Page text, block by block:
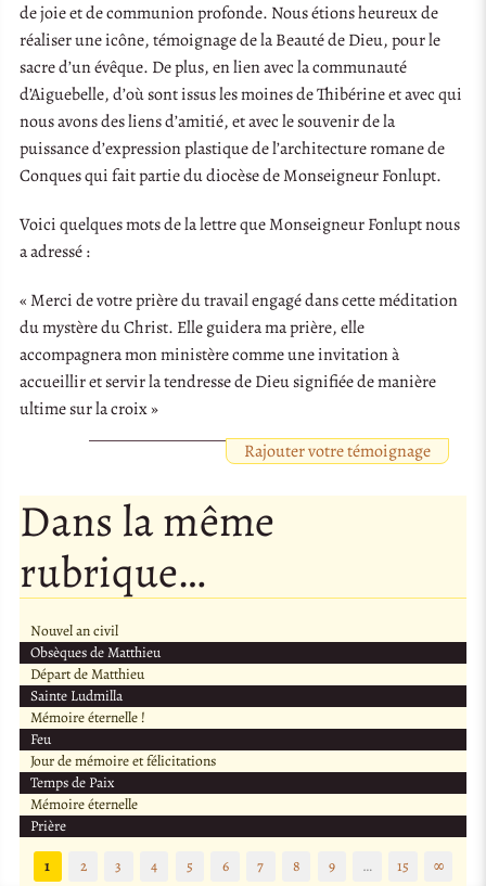
de joie et de communion profonde. Nous étions heureux de
réaliser une icône, témoignage de la Beauté de Dieu, pour le
sacre d’un évêque. De plus, en lien avec la communauté
d’Aiguebelle, d’où sont issus les moines de Thibérine et avec qui
nous avons des liens d’amitié, et avec le souvenir de la
puissance d’expression plastique de l’architecture romane de
Conques qui fait partie du diocèse de Monseigneur Fonlupt.
Voici quelques mots de la lettre que Monseigneur Fonlupt nous
a adressé :
« Merci de votre prière du travail engagé dans cette méditation
du mystère du Christ. Elle guidera ma prière, elle
accompagnera mon ministère comme une invitation à
accueillir et servir la tendresse de Dieu signifiée de manière
ultime sur la croix »
Rajouter votre témoignage
Dans la même
rubrique…
Nouvel an civil
Obsèques de Matthieu
Départ de Matthieu
Sainte Ludmilla
Mémoire éternelle !
Feu
Jour de mémoire et félicitations
Temps de Paix
Mémoire éternelle
Prière
1
2 3 4 5 6 7 8 9 … 15 ∞